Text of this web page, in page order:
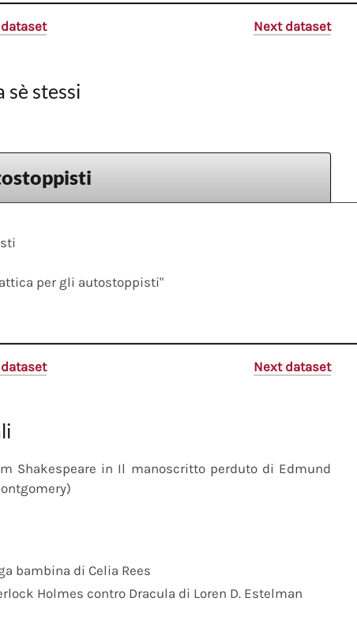
Next dataset
stessi
per gli autostoppisti"
Next dataset
Shakespeare in Il manoscritto perduto di Edmund
bambina di Celia Rees
Holmes contro Dracula di Loren D. Estelman